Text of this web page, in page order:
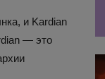
и Kardian
— это